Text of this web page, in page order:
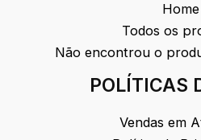
Home
Todos os
Não encontrou o
POLÍTICAS
Vendas em